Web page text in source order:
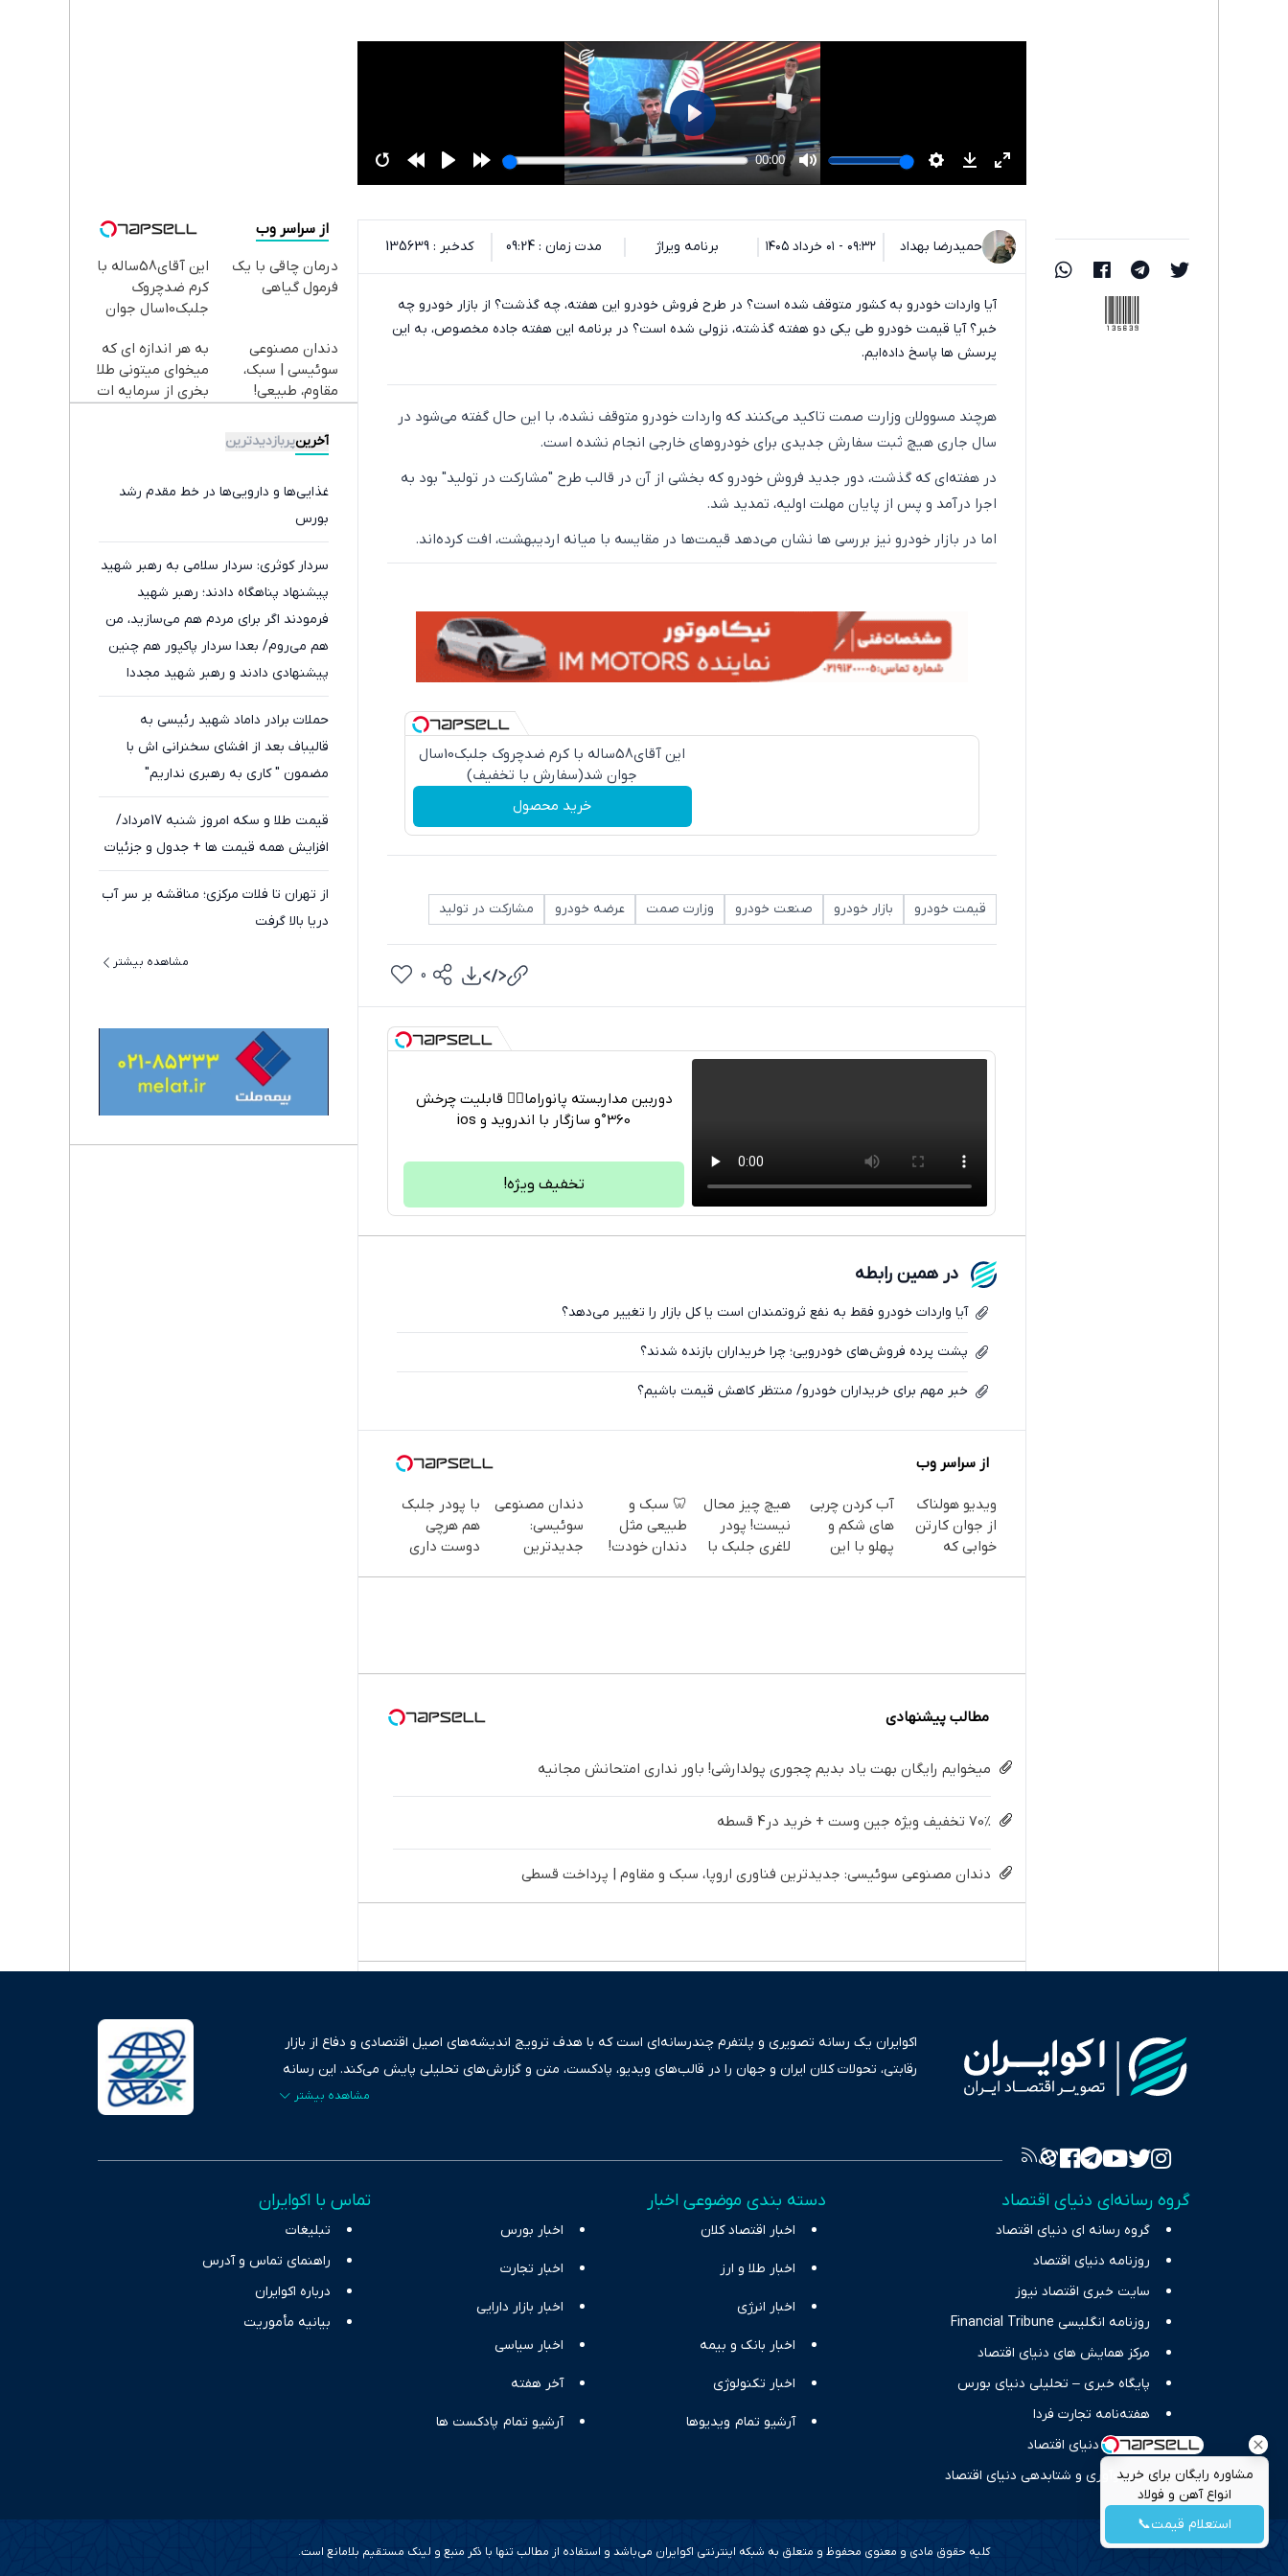
مشاوره رایگان برای خرید
انواع آهن و فولاد
استعلام قیمت📞
حمیدرضا بهداد ۰۹:۳۲ - ۰۱ خرداد ۱۴۰۵ برنامه ویراژ مدت زمان : 09:24 کدخبر : 135639
آیا واردات خودرو به کشور متوقف شده است؟ در طرح فروش خودرو این هفته، چه گذشت؟ از بازار خودرو چه
خبر؟ آیا قیمت خودرو طی یکی دو هفته گذشته، نزولی شده است؟ در برنامه این هفته جاده مخصوص، به این
پرسش ‌ها پاسخ داده‌ایم.
هرچند مسوولان وزارت صمت تاکید می‌کنند که واردات خودرو متوقف نشده، با این حال گفته می‌شود در
سال جاری هیچ ثبت سفارش جدیدی برای خودروهای خارجی انجام نشده است.
در هفته‌ای که گذشت، دور جدید فروش خودرو که بخشی از آن در قالب طرح "مشارکت در تولید" بود به
اجرا درآمد و پس از پایان مهلت اولیه، تمدید شد.
اما در بازار خودرو نیز بررسی ‌ها نشان می‌دهد قیمت‌ها در مقایسه با میانه اردیبهشت، افت کرده‌اند.
این آقای58ساله با کرم ضدچروک جلبک10سال
جوان شد(سفارش با تخفیف)
خرید محصول
قیمت خودرو بازار خودرو صنعت خودرو وزارت صمت عرضه خودرو مشارکت در تولید
تلگرام
فیسبوک
0
دوربین مداربسته پانوراما👈🏻 قابلیت چرخش
360°و سازگار با اندروید و ios
تخفیف ویژه!
در همین رابطه
آیا واردات خودرو فقط به نفع ثروتمندان است یا کل بازار را تغییر می‌دهد؟
پشت‌ پرده فروش‌های خودرویی؛ چرا خریداران بازنده شدند؟
خبر مهم برای خریداران خودرو/ منتظر کاهش قیمت باشیم؟
از سراسر وب
ویدیو هولناک
از جوان کارتن
خوابی که
آب کردن چربی
های شکم و
پهلو با این
هیچ چیز محال
نیست! پودر
لاغری جلبک با
🦷 سبک و
طبیعی مثل
دندان خودت!
دندان مصنوعی
سوئیسی:
جدیدترین
با پودر جلبک
هم هرچی
دوست داری
مطالب پیشنهادی
میخوایم رایگان بهت یاد بدیم چجوری پولدارشی! باور نداری امتحانش مجانیه
70% تخفیف ویژه جین وست + خرید در4 قسطه
دندان مصنوعی سوئیسی: جدیدترین فناوری اروپا، سبک و مقاوم | پرداخت قسطی
از سراسر وب
درمان چاقی با یک
فرمول گیاهی
این آقای58ساله با
کرم ضدچروک
جلبک10سال جوان
تخفیف)
دندان مصنوعی
سوئیسی | سبک،
مقاوم، طبیعی!
رایگان+پرداخت
اقساطی😍
به هر اندازه ای که
میخوای میتونی طلا
بخری از سرمایه ات
آخرینپربازدیدترین
غذایی‌ها و دارویی‌ها در خط مقدم رشد
بورس
سردار کوثری: سردار سلامی به رهبر شهید
پیشنهاد پناهگاه دادند؛ رهبر شهید
فرمودند اگر برای مردم هم می‌سازید، من
هم می‌روم/ بعدا سردار پاکپور هم چنین
پیشنهادی دادند و رهبر شهید مجددا
همان پاسخ را دادند
حملات برادر داماد شهید رئیسی به
قالیباف بعد از افشای سخنرانی اش با
مضمون " کاری به رهبری نداریم"
قیمت طلا و سکه امروز شنبه 17مرداد/
افزایش همه قیمت ها + جدول و جزئیات
از تهران تا فلات مرکزی؛ مناقشه بر سر آب
دریا بالا گرفت
مشاهده بیشتر
اکوایران یک رسانه تصویری و پلتفرم چندرسانه‌ای است که با هدف ترویج اندیشه‌های اصیل اقتصادی و دفاع از بازار
رقابتی، تحولات کلان ایران و جهان را در قالب‌های ویدیو، پادکست، متن و گزارش‌های تحلیلی پایش می‌کند. این رسانه
به عنوان منبعی دقیق و قابل اعتماد، فراتر از اطلاع‌رسانی صرف، به تبیین سیاست‌ها و کارکردهای بازارهای مالی،
چالش‌های فقر و بیکاری را جست‌وجو کرده و در کنار تحلیل آمارها، نیازهای خبری مخاطبان در حوزه‌های اثرگذار بر
اقتصاد را با رویکردی حرفه‌ای و روزآمد پوشش می‌دهیم.
گروه رسانه‌ای دنیای اقتصاد
گروه رسانه ای دنیای اقتصاد
روزنامه دنیای اقتصاد
سایت خبری اقتصاد نیوز
روزنامه انگلیسی Financial Tribune
مرکز همایش های دنیای اقتصاد
پایگاه خبری – تحلیلی دنیای بورس
هفته‌نامه تجارت فردا
انتشارات دنیای اقتصاد
مرکز نوآوری و شتابدهی دنیای اقتصاد
دسته بندی موضوعی اخبار
اخبار اقتصاد کلان اخبار بورس
اخبار طلا و ارز اخبار تجارت
اخبار انرژی اخبار بازار دارایی
اخبار بانک و بیمه اخبار سیاسی
اخبار تکنولوژی آخر هفته
آرشیو تمام ویدیوها آرشیو تمام پادکست ها
تماس با اکوایران
تبلیغات
راهنمای تماس و آدرس
درباره اکوایران
بیانیه مأموریت
کلیه حقوق مادی و معنوی محفوظ و متعلق به شبکه اینترنتی اکوایران می‌باشد و استفاده از مطالب تنها با ذکر منبع و لینک مستقیم بلامانع است.